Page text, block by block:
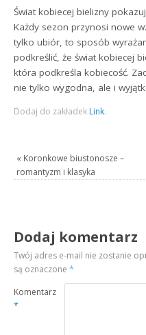
Świat kobiecej bielizny
Każdy sezon przynosi nowe
tylko ubiór, to sposób
podkreślić, że świat kobiecej
która podkreśla kobiecość.
nie tylko wygodna, ale i
Dodaj do zakładek Link.
« Koronkowe biustonosze –
romantyzm i klasyka
Dodaj komentarz
Twój adres e-mail nie zostanie
są oznaczone*
Komentarz
*